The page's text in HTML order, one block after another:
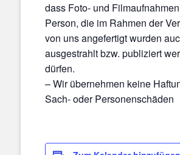
dass Foto- und
Person, die im Rahmen der
von uns angefertigt wurden
ausgestrahlt bzw. publiziert
dürfen.
– Wir übernehmen keine
Sach- oder Personenschäden